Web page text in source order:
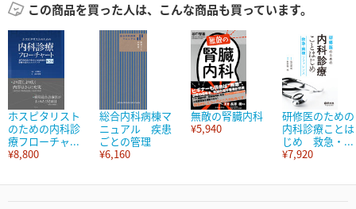
この商品を買った人は、こんな商品も買っています。
ホスピタリスト
のための内科診
療フローチャ...
¥8,800
総合内科病棟マ
ニュアル 疾患
ごとの管理
¥6,160
無敵の腎臓内科
¥5,940
研修医のための
内科診療ことは
じめ 救急・...
¥7,920